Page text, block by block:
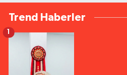
Trend Haberler
1